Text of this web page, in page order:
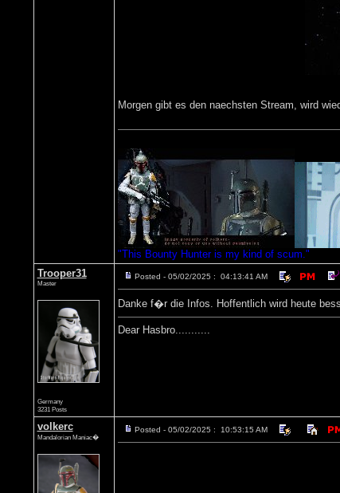
Morgen gibt es den naechsten Stream, wird
"This Bounty Hunter is my kind of scum."
Trooper31
Master
Germany
3231 Posts
Posted - 05/02/2025 : 04:13:41 AM
Danke f�r die Infos. Hoffentlich wird heute
Dear Hasbro...........
volkerc
Mandalorian Maniac�
Posted - 05/02/2025 : 10:53:15 AM